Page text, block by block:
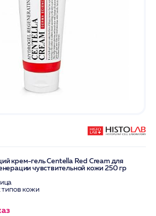
крем-гель Centella Red Cream для
чувствительной кожи 250 гр
типов кожи